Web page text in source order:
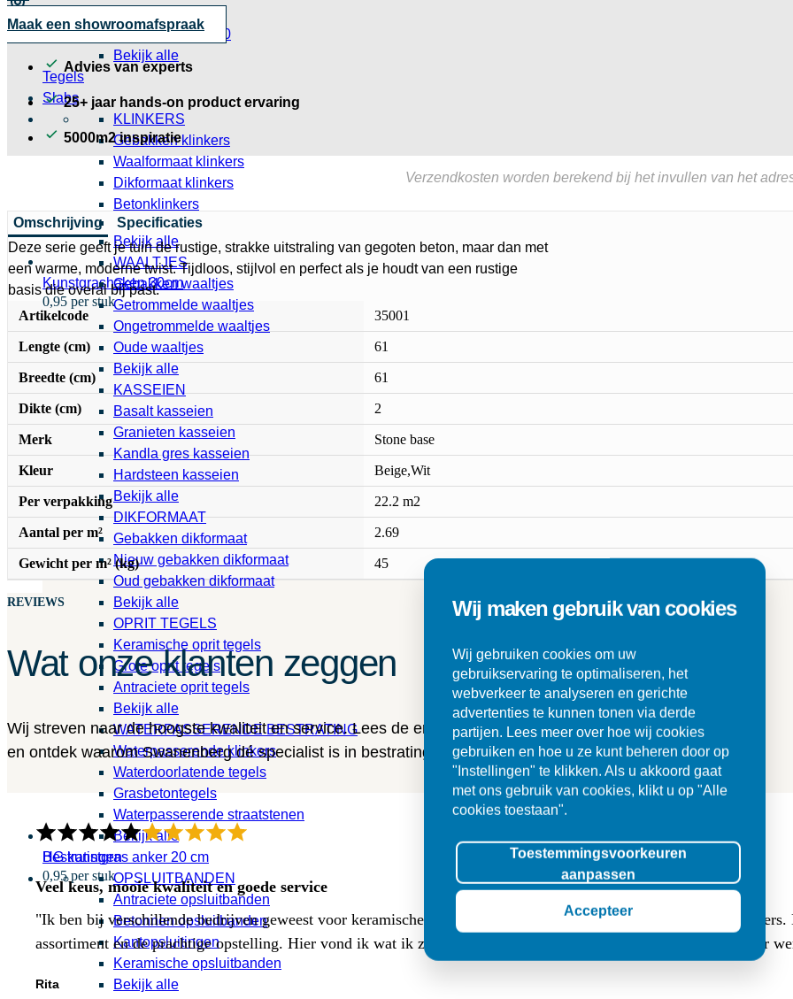
Kunstgrashaken 30cm
0,95 per stuk
HG kunstgras anker 20 cm
0,95 per stuk
Betontegels 30x30
Bekijk alle
Tegels
Slabs
KLINKERS
Gebakken klinkers
Waalformaat klinkers
Dikformaat klinkers
Betonklinkers
Bekijk alle
WAALTJES
Gebakken waaltjes
Getrommelde waaltjes
Ongetrommelde waaltjes
Oude waaltjes
Bekijk alle
KASSEIEN
Basalt kasseien
Granieten kasseien
Kandla gres kasseien
Hardsteen kasseien
Bekijk alle
DIKFORMAAT
Gebakken dikformaat
Nieuw gebakken dikformaat
Oud gebakken dikformaat
Bekijk alle
OPRIT TEGELS
Keramische oprit tegels
Grote oprit tegels
Antraciete oprit tegels
Bekijk alle
WATERPASSERENDE BESTRATING
Waterpasserende klinkers
Waterdoorlatende tegels
Grasbetontegels
Waterpasserende straatstenen
Bekijk alle
Bestratingen
OPSLUITBANDEN
Antraciete opsluitbanden
Betonnen opsluitbanden
Kantopsluitingen
Keramische opsluitbanden
Bekijk alle
Maak een showroomafspraak
Advies van experts
25+ jaar hands-on product ervaring
5000m2 inspiratie
Verzendkosten worden berekend bij het invullen van het
Omschrijving
Specificaties
Deze serie geeft je tuin de rustige, strakke uitstraling van gegoten beton, maar dan met
een warme, moderne twist. Tijdloos, stijlvol en perfect als je houdt van een rustige
basis die overal bij past.
Artikelcode
35001
Lengte (cm) 61
Breedte (cm) 61
Dikte (cm) 2
Merk Stone base
Kleur Beige,Wit
Per verpakking 22.2 m2
Aantal per m² 2.69
Gewicht per m² (kg) 45
REVIEWS
Wat onze klanten zeggen
Wij streven naar de hoogste kwaliteit en service. Lees de ervaringen van onze klanten
en ontdek waarom Swanenberg dé specialist is in bestrating en tegels.
Veel keus, mooie kwaliteit en goede service
"Ik ben bij verschillende bedrijven geweest voor keramische buitentegels (3 cm dik, 80x80) en (luxe lange)
assortiment en de prachtige opstelling. Hier vond ik wat ik zocht. Ik werd er met veel geduld goed geholpen en er
Rita
Wij maken gebruik van cookies
Wij gebruiken cookies om uw
gebruikservaring te optimaliseren, het
webverkeer te analyseren en gerichte
advertenties te kunnen tonen via derde
partijen. Lees meer over hoe wij cookies
gebruiken en hoe u ze kunt beheren door op
"Instellingen" te klikken. Als u akkoord gaat
met ons gebruik van cookies, klikt u op "Alle
cookies toestaan".
Toestemmingsvoorkeuren
aanpassen
Accepteer